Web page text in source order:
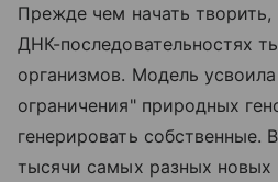
Прежде чем начать
ДНК-последовательностях
организмов. Модель
ограничения" природных
генерировать собственные.
тысячи самых разных новых